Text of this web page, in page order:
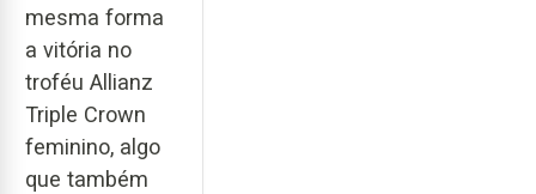
mesma forma
a vitória no
troféu Allianz
Triple Crown
feminino, algo
que também